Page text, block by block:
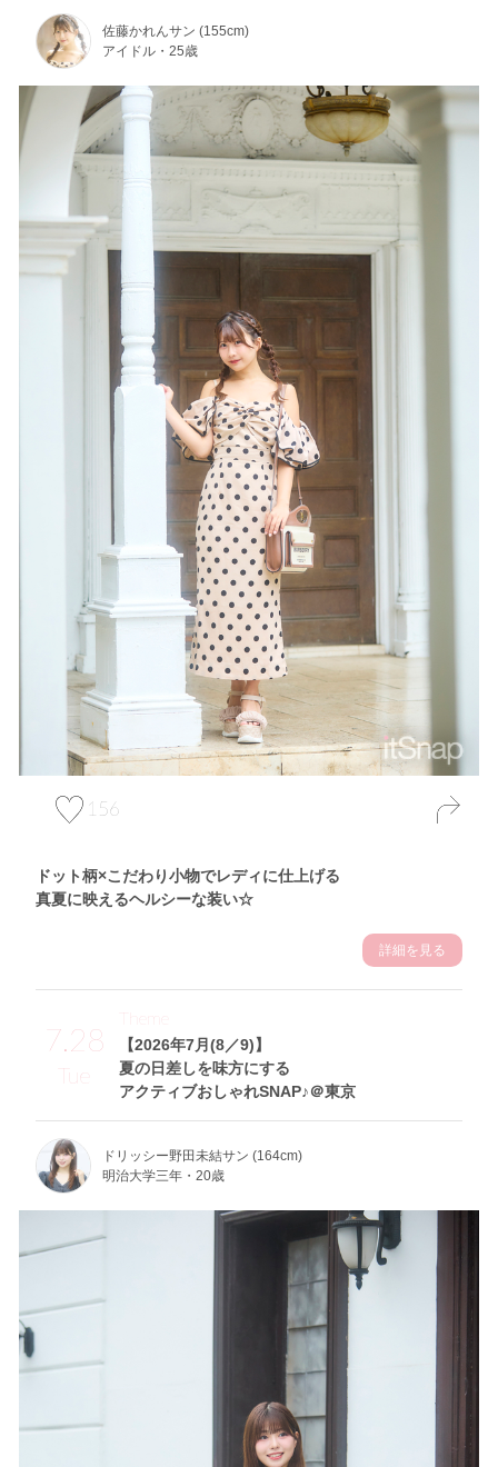
佐藤かれんサン (155cm)
アイドル・25歳
156
ドット柄×こだわり小物でレディに仕上げる
真夏に映えるヘルシーな装い☆
詳細を見る
7.28
Tue
【2026年7月(8／9)】
夏の日差しを味方にする
アクティブおしゃれSNAP♪＠東京
Theme
ドリッシー野田未結サン (164cm)
明治大学三年・20歳